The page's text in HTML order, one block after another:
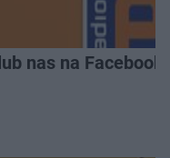
nas na